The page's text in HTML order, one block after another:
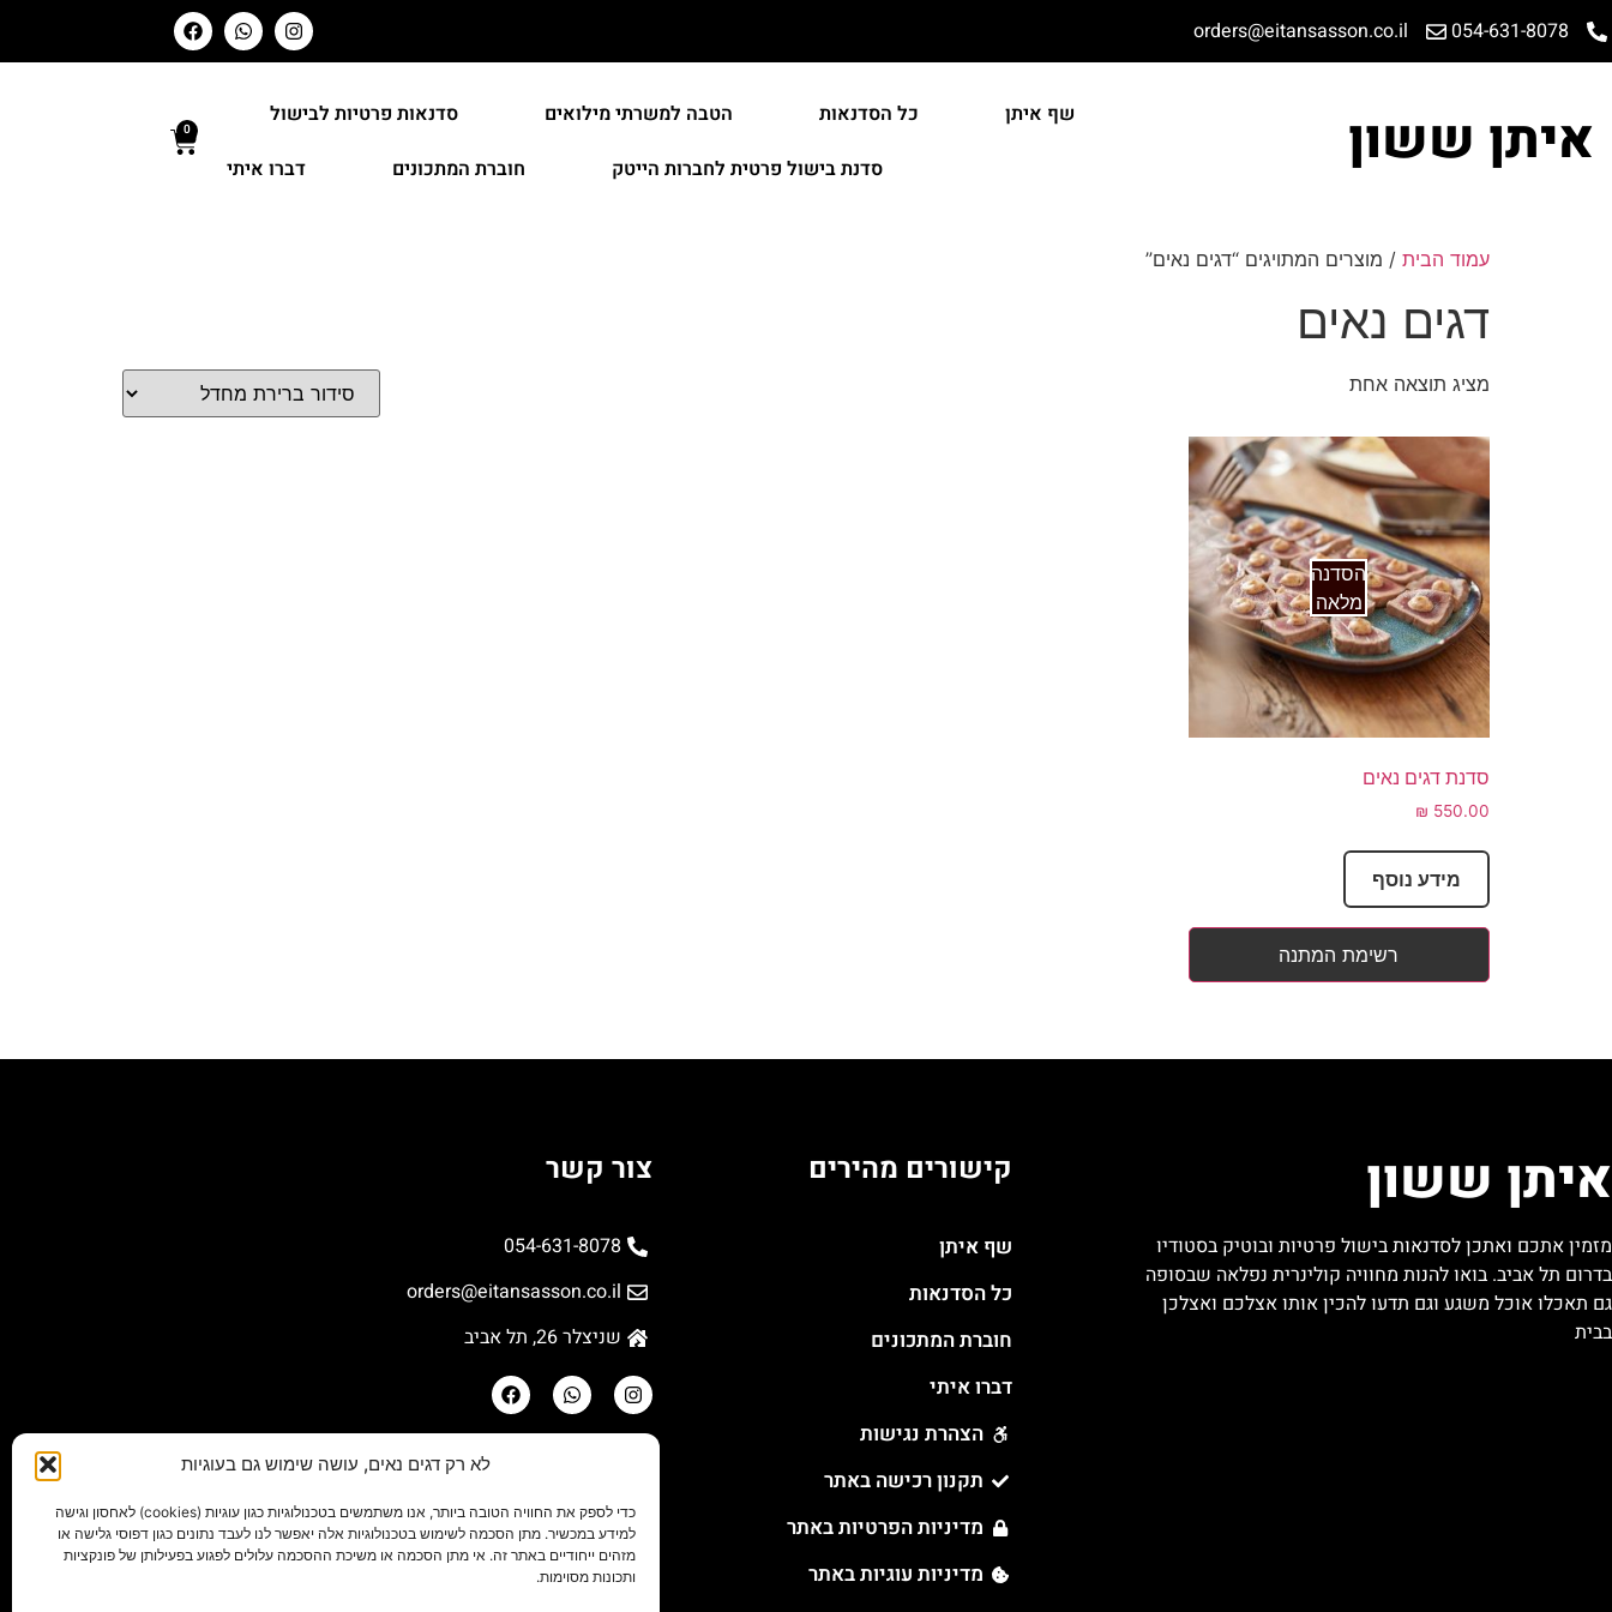
לא רק דגים נאים, עושה שימוש גם בעוגיות
כדי לספק את החוויה הטובה ביותר, אנו משתמשים בטכנולוגיות כגון עוגיות (cookies) לאחסון וגישה
למידע במכשיר. מתן הסכמה לשימוש בטכנולוגיות אלה יאפשר לנו לעבד נתונים כגון דפוסי גלישה או
מזהים ייחודיים באתר זה. אי מתן הסכמה או משיכת ההסכמה עלולים לפגוע בפעילותן של פונקציות
ותכונות מסוימות.
054-631-8078
orders@eitansasson.co.il
איתן ששון שף איתן כל הסדנאות הטבה למשרתי מילואים
סדנאות פרטיות לבישול
סדנת בישול פרטית לחברות הייטק
חוברת המתכונים דברו איתי
0
עמוד הבית / מוצרים המתויגים “דגים נאים”
דגים נאים
מציג תוצאה אחת
הסדנה
מלאה
סדנת דגים נאים
₪ 550.00
מידע נוסף
רשימת המתנה
איתן ששון
מזמין אתכם ואתכן לסדנאות בישול פרטיות ובוטיק בסטודיו
בדרום תל אביב. בואו להנות מחוויה קולינרית נפלאה שבסופה
גם תאכלו אוכל משגע וגם תדעו להכין אותו אצלכם ואצלכן
בבית
קישורים מהירים
שף איתן
כל הסדנאות
חוברת המתכונים
דברו איתי
הצהרת נגישות
תקנון רכישה באתר
מדיניות הפרטיות באתר
מדיניות עוגיות באתר
צור קשר
054-631-8078
orders@eitansasson.co.il
שניצלר 26, תל אביב